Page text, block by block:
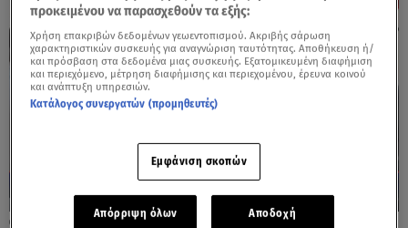
προκειμένου να παρασχεθούν τα εξής:
Χρήση επακριβών δεδομένων γεωεντοπισμού. Ακριβής σάρωση
χαρακτηριστικών συσκευής για αναγνώριση ταυτότητας. Αποθήκευση ή/
και πρόσβαση στα δεδομένα μιας συσκευής. Εξατομικευμένη διαφήμιση
και περιεχόμενο, μέτρηση διαφήμισης και περιεχομένου, έρευνα κοινού
και ανάπτυξη υπηρεσιών.
Κατάλογος συνεργατών (προμηθευτές)
Εμφάνιση σκοπών
Απόρριψη όλων Αποδοχή